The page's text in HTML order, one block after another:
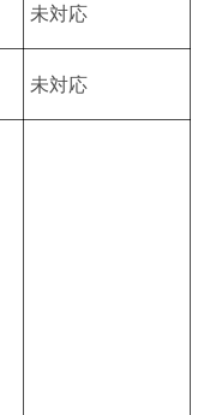
未対応
未対応